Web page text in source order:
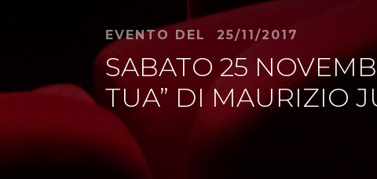
EVENTO DEL 25/11/2017
SABATO 25
TUA” DI MAURIZIO